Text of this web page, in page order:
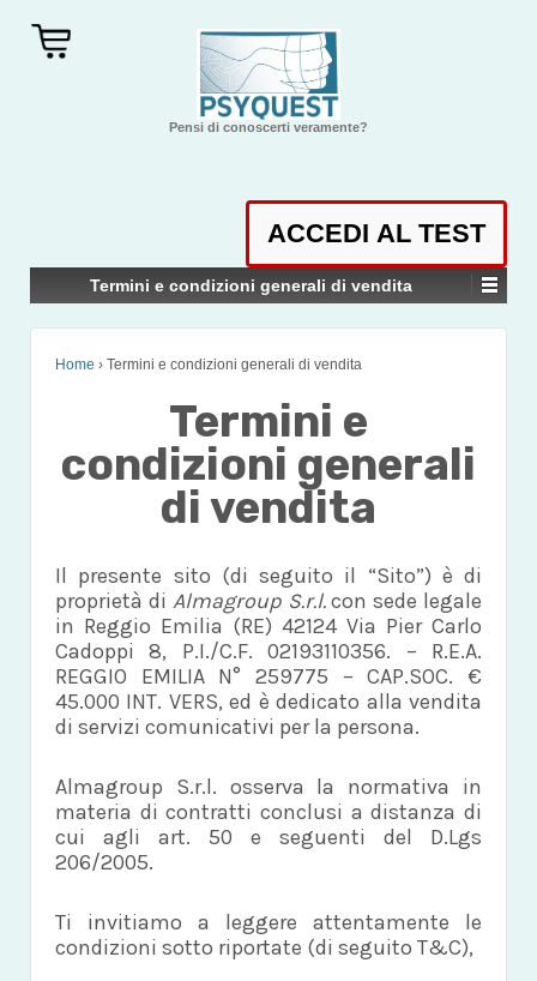
Pensi di conoscerti veramente?
Termini e condizioni generali di vendita
Home › Termini e condizioni generali di vendita
Termini e
condizioni generali
di vendita
Il presente sito (di seguito il “Sito”) è di
proprietà di Almagroup S.r.l.con sede legale
in Reggio Emilia (RE) 42124 Via Pier Carlo
Cadoppi 8, P.I./C.F. 02193110356. – R.E.A.
REGGIO EMILIA N° 259775 – CAP.SOC. €
45.000 INT. VERS, ed è dedicato alla vendita
di servizi comunicativi per la persona.
Almagroup S.r.l. osserva la normativa in
materia di contratti conclusi a distanza di
cui agli art. 50 e seguenti del D.Lgs
206/2005.
Ti invitiamo a leggere attentamente le
condizioni sotto riportate (di seguito T&C),